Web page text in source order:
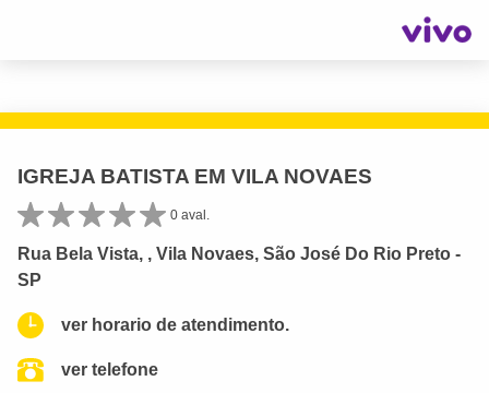
IGREJA BATISTA EM VILA NOVAES
0 aval.
Rua Bela Vista, , Vila Novaes, São José Do Rio Preto -
SP
ver horario de atendimento.
ver telefone